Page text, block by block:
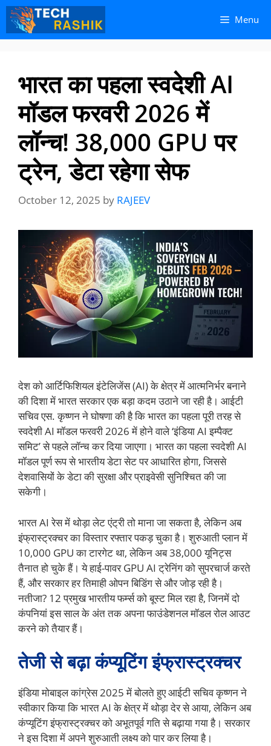
Skip
content
Skip
content
Menu
भारत का पहला स्वदेशी AI
मॉडल फरवरी 2026 में
लॉन्च! 38,000 GPU पर
ट्रेन, डेटा रहेगा सेफ
October 12, 2025 by RAJEEV
देश को आर्टिफिशियल इंटेलिजेंस (AI) के क्षेत्र में आत्मनिर्भर बनाने
की दिशा में भारत सरकार एक बड़ा कदम उठाने जा रही है। आईटी
सचिव एस. कृष्णन ने घोषणा की है कि भारत का पहला पूरी तरह से
स्वदेशी AI मॉडल फरवरी 2026 में होने वाले ‘इंडिया AI इम्पैक्ट
समिट’ से पहले लॉन्च कर दिया जाएगा। भारत का पहला स्वदेशी AI
मॉडल पूर्ण रूप से भारतीय डेटा सेट पर आधारित होगा, जिससे
देशवासियों के डेटा की सुरक्षा और प्राइवेसी सुनिश्चित की जा
सकेगी।
भारत AI रेस में थोड़ा लेट एंट्री तो माना जा सकता है, लेकिन अब
इंफ्रास्ट्रक्चर का विस्तार रफ्तार पकड़ चुका है। शुरुआती प्लान में
10,000 GPU का टारगेट था, लेकिन अब 38,000 यूनिट्स
तैनात हो चुके हैं। ये हाई-पावर GPU AI ट्रेनिंग को सुपरचार्ज करते
हैं, और सरकार हर तिमाही ओपन बिडिंग से और जोड़ रही है।
नतीजा? 12 प्रमुख भारतीय फर्म्स को बूस्ट मिल रहा है, जिनमें दो
कंपनियां इस साल के अंत तक अपना फाउंडेशनल मॉडल रोल आउट
करने को तैयार हैं।
तेजी से बढ़ा कंप्यूटिंग इंफ्रास्ट्रक्चर
इंडिया मोबाइल कांग्रेस 2025 में बोलते हुए आईटी सचिव कृष्णन ने
स्वीकार किया कि भारत AI के क्षेत्र में थोड़ा देर से आया, लेकिन अब
कंप्यूटिंग इंफ्रास्ट्रक्चर को अभूतपूर्व गति से बढ़ाया गया है। सरकार
ने इस दिशा में अपने शुरुआती लक्ष्य को पार कर लिया है।